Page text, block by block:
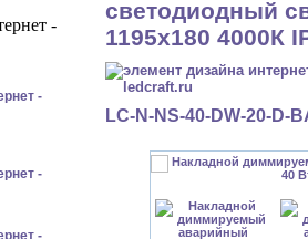
светодиодный
1195x180 4000К
LC-N-NS-40-DW-20-D-